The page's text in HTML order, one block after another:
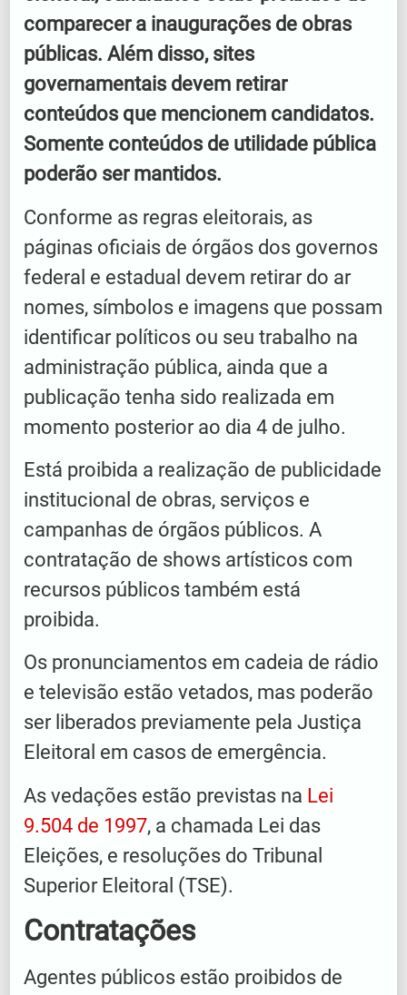
comparecer a inaugurações de obras
públicas. Além disso, sites
governamentais devem retirar
conteúdos que mencionem candidatos.
Somente conteúdos de utilidade pública
poderão ser mantidos.
Conforme as regras eleitorais, as
páginas oficiais de órgãos dos governos
federal e estadual devem retirar do ar
nomes, símbolos e imagens que possam
identificar políticos ou seu trabalho na
administração pública, ainda que a
publicação tenha sido realizada em
momento posterior ao dia 4 de julho.
Está proibida a realização de publicidade
institucional de obras, serviços e
campanhas de órgãos públicos. A
contratação de shows artísticos com
recursos públicos também está
proibida.
Os pronunciamentos em cadeia de rádio
e televisão estão vetados, mas poderão
ser liberados previamente pela Justiça
Eleitoral em casos de emergência.
As vedações estão previstas na Lei
9.504 de 1997, a chamada Lei das
Eleições, e resoluções do Tribunal
Superior Eleitoral (TSE).
Contratações
Agentes públicos estão proibidos de